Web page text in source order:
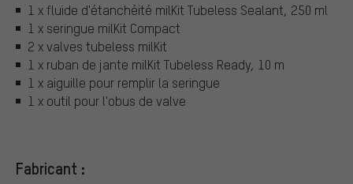
1 x fluide d'étanchéité milKit Tubeless Sealant, 250 ml
1 x seringue milKit Compact
2 x valves tubeless milKit
1 x ruban de jante milKit Tubeless Ready, 10 m
1 x aiguille pour remplir la seringue
1 x outil pour l'obus de valve
Fabricant :